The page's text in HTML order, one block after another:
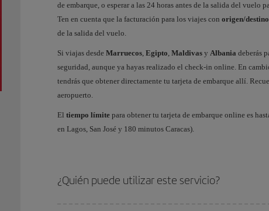
de embarque, o esperar a las 24 horas antes de la salida del vuelo
Ten en cuenta que la facturación para los viajes con origen/
de la salida del vuelo.
Si viajas desde Marruecos, Egipto, Maldivas y Albania deberás
seguridad, aunque ya hayas realizado el check-in online. En
tendrás que obtener directamente tu tarjeta de embarque allí.
aeropuerto.
El tiempo límite para obtener tu tarjeta de embarque online es
en Lagos, San José y 180 minutos Caracas).
¿Quién puede utilizar este servicio?